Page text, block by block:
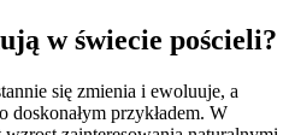
w świecie pościeli?
się zmienia i ewoluuje, a
doskonałym przykładem. W